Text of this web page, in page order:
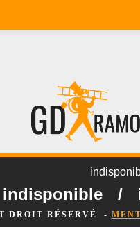
indisponible /
DROIT RÉSERVÉ -